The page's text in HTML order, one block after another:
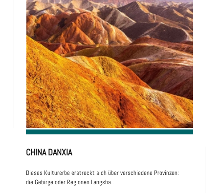
CHINA DANXIA
Dieses Kulturerbe erstreckt sich über verschiedene Provinzen:
die Gebirge oder Regionen Langsha..